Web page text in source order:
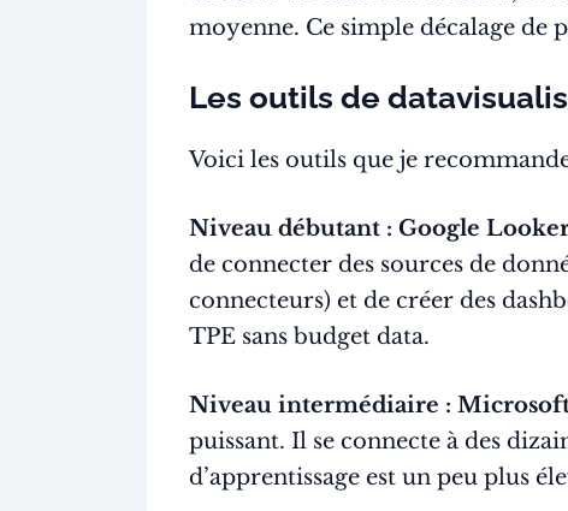
moyenne. Ce simple décalage de
Les outils de
Voici les outils que je
Niveau débutant : Google
de connecter des sources de
connecteurs) et de créer des
TPE sans budget data.
Niveau intermédiaire :
puissant. Il se connecte à des
d’apprentissage est un peu plus